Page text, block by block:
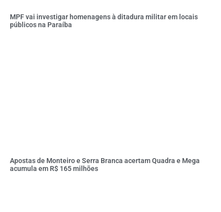
MPF vai investigar homenagens à ditadura militar em locais
públicos na Paraíba
Apostas de Monteiro e Serra Branca acertam Quadra e Mega
acumula em R$ 165 milhões